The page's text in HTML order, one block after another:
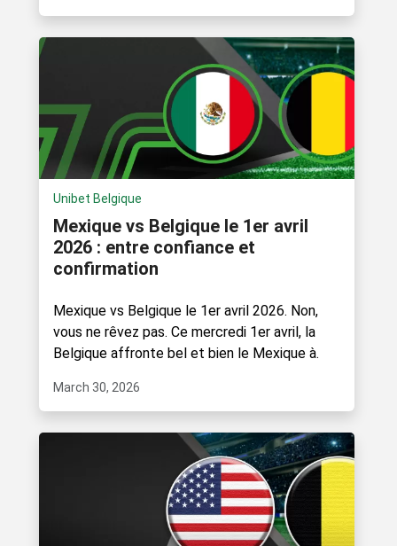
Unibet Belgique
Mexique vs Belgique le 1er avril
2026 : entre confiance et
confirmation
Mexique vs Belgique le 1er avril 2026. Non,
vous ne rêvez pas. Ce mercredi 1er avril, la
Belgique affronte bel et bien le Mexique à.
March 30, 2026